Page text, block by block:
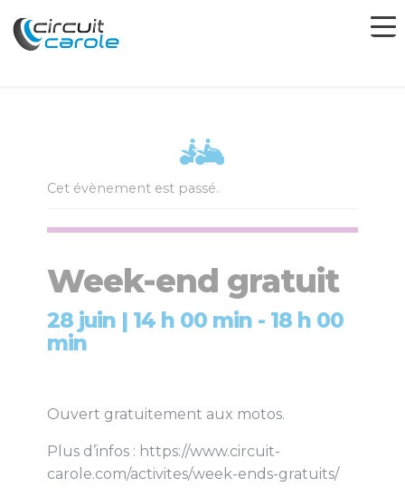
Cet évènement est passé.
Week-end gratuit
28 juin | 14 h 00 min - 18 h 00
min
Ouvert gratuitement aux motos.
Plus d’infos : https://www.circuit-
carole.com/activites/week-ends-gratuits/